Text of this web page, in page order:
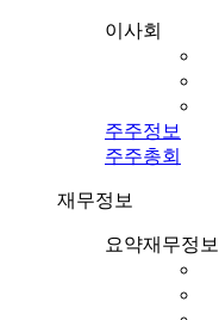
이사회
주주정보
주주총회
재무정보
요약재무정보